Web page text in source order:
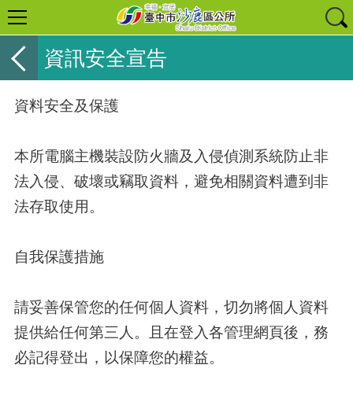
資訊安全宣告
資料安全及保護
本所電腦主機裝設防火牆及入侵偵測系統防止非
法入侵、破壞或竊取資料，避免相關資料遭到非
法存取使用。
自我保護措施
請妥善保管您的任何個人資料，切勿將個人資料
提供給任何第三人。且在登入各管理網頁後，務
必記得登出，以保障您的權益。